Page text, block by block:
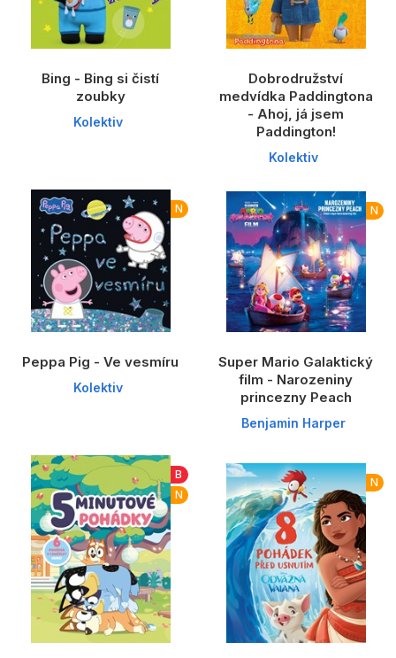
Bing - Bing si čistí
zoubky
Kolektiv
Dobrodružství
medvídka Paddingtona
- Ahoj, já jsem
Paddington!
Kolektiv
N
Peppa Pig - Ve vesmíru
Kolektiv
N
Super Mario Galaktický
film - Narozeniny
princezny Peach
Benjamin Harper
B
N
N